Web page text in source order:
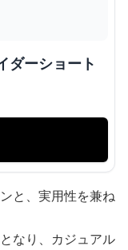
ダーショート
と、実用性を兼ね
なり、カジュアル